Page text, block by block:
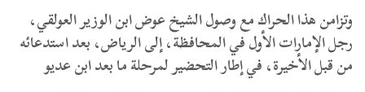
وتزامن هذا الحراك مع وصول الشيخ عوض ابن الوزير العولقي،
رجل الإمارات الأول في المحافظة، إلى الرياض، بعد استدعائه
من قبل الأخيرة، في إطار التحضير لمرحلة ما بعد ابن عديو